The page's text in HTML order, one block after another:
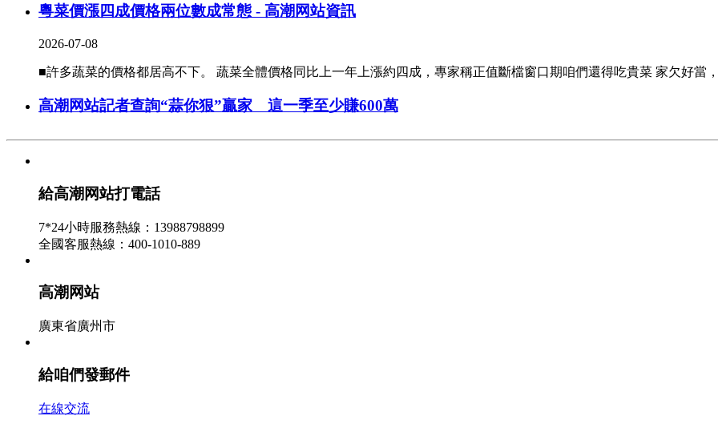
粵菜價漲四成價格兩位數成常態 - 高潮网站資訊
2026-07-08
■許多蔬菜的價格都居高不下。 蔬菜全體價格同比上一年上漲約四成，專家稱正值斷檔窗口期咱們還得吃貴菜 家欠好當
高潮网站記者查詢“蒜你狠”贏家 這一季至少賺600萬
2026-07-07
部分區域菜價回落 4月下旬起買菜會輕松些了 - 高潮网站資訊
2026-07-06
廢物敞開＂飛翔方法＂ 天津生態城新推環保工業 - 高潮网站資訊
2026-07-05
給高潮网站打電話
7*24小時服務熱線：13988798899
全國客服熱線：400-1010-889
高潮网站
廣東省廣州市
給咱們發郵件
在線交流